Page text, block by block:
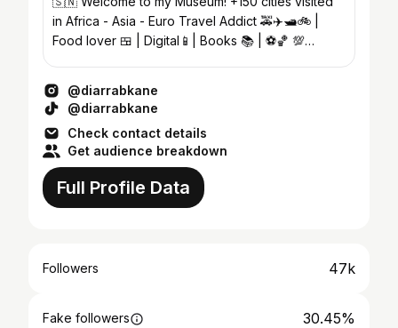
in Africa - Asia - Euro Travel Addict 🚕✈️🛥️🚲 |
Food lover 🍱 | Digital📱| Books 📚 | ⚽️🏀 💯
@diarrabkane
@diarrabkane
Check contact details
Get audience breakdown
Full Profile Data
Followers 47k
Fake followers 30.45%